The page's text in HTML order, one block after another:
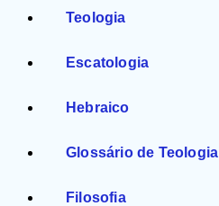
Teologia
Escatologia
Hebraico
Glossário de Teologia
Filosofia